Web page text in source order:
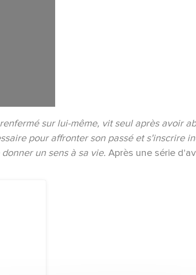
sur lui-même, vit seul après avoir
pour affronter son passé et s'inscrire
un sens à sa vie. Après une série